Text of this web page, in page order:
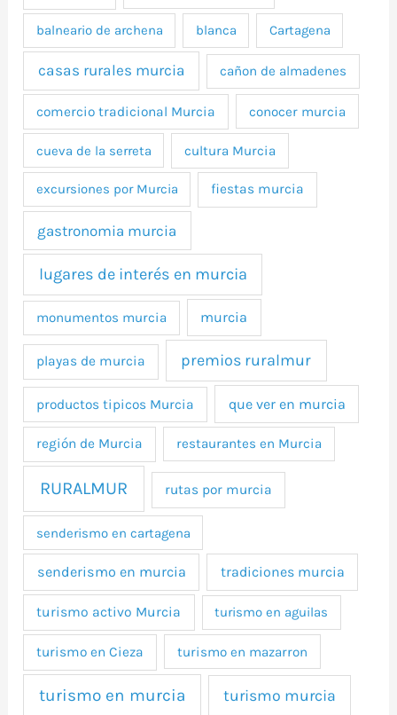
balneario de archena blanca Cartagena
casas rurales murcia cañon de almadenes
comercio tradicional Murcia conocer murcia
cueva de la serreta cultura Murcia
excursiones por Murcia fiestas murcia
gastronomia murcia
lugares de interés en murcia
monumentos murcia murcia
playas de murcia premios ruralmur
productos tipicos Murcia que ver en murcia
región de Murcia restaurantes en Murcia
RURALMUR rutas por murcia
senderismo en cartagena
senderismo en murcia tradiciones murcia
turismo activo Murcia turismo en aguilas
turismo en Cieza turismo en mazarron
turismo en murcia turismo murcia